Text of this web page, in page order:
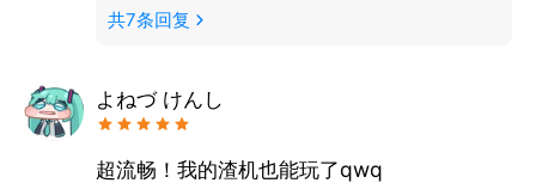
共7条回复
よねづ けんし
超流畅！我的渣机也能玩了qwq